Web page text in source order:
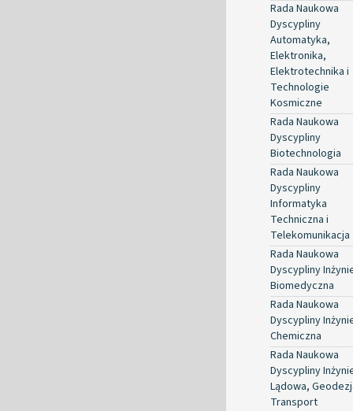
Rada Naukowa
Dyscypliny
Automatyka,
Elektronika,
Elektrotechnika i
Technologie
Kosmiczne
Rada Naukowa
Dyscypliny
Biotechnologia
Rada Naukowa
Dyscypliny
Informatyka
Techniczna i
Telekomunikacja
Rada Naukowa
Dyscypliny
Biomedyczna
Rada Naukowa
Dyscypliny
Chemiczna
Rada Naukowa
Dyscypliny
Lądowa,
Transport